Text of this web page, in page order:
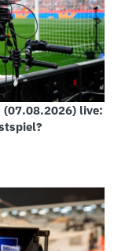
(07.08.2026) live: